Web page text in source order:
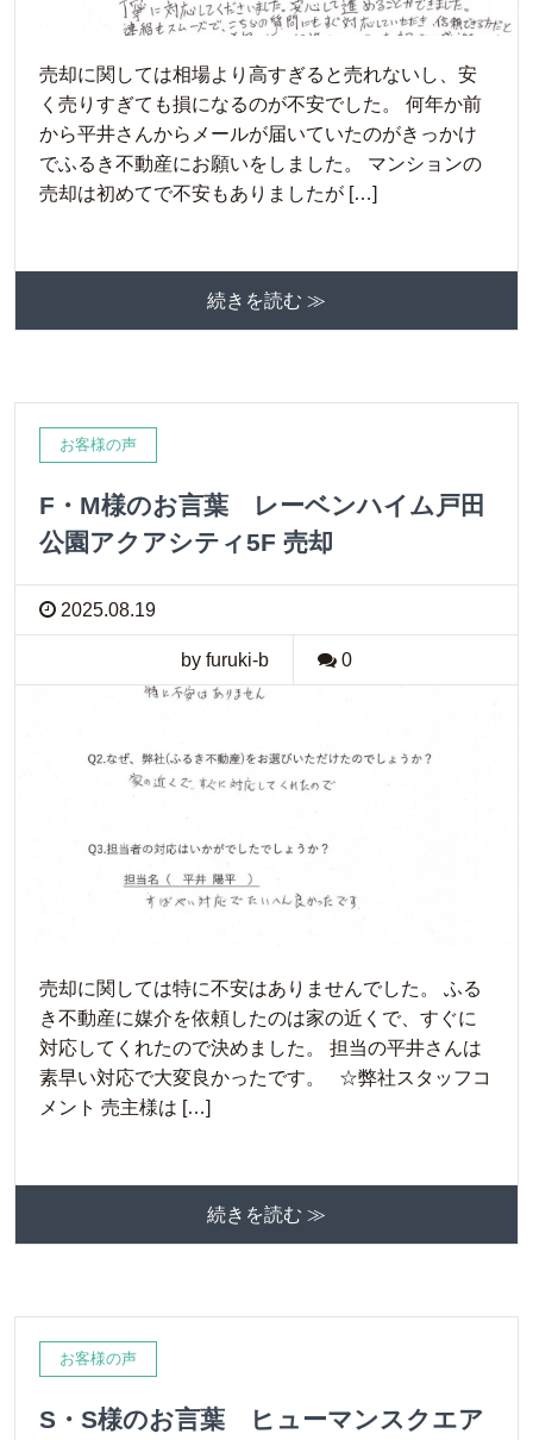
売却に関しては相場より高すぎると売れないし、安
く売りすぎても損になるのが不安でした。 何年か前
から平井さんからメールが届いていたのがきっかけ
でふるき不動産にお願いをしました。 マンションの
売却は初めてで不安もありましたが […]
続きを読む ≫
お客様の声
F・M様のお言葉 レーベンハイム戸田
公園アクアシティ5F 売却
2025.08.19
by furuki-b 0
売却に関しては特に不安はありませんでした。 ふる
き不動産に媒介を依頼したのは家の近くで、すぐに
対応してくれたので決めました。 担当の平井さんは
素早い対応で大変良かったです。 ☆弊社スタッフコ
メント 売主様は […]
続きを読む ≫
お客様の声
S・S様のお言葉 ヒューマンスクエア